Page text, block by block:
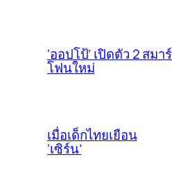
‘ออปโป้’ เปิดตัว 2 สมา
โฟนใหม่
เมื่อเด็กไทยเยือน
‘เซิร์น’